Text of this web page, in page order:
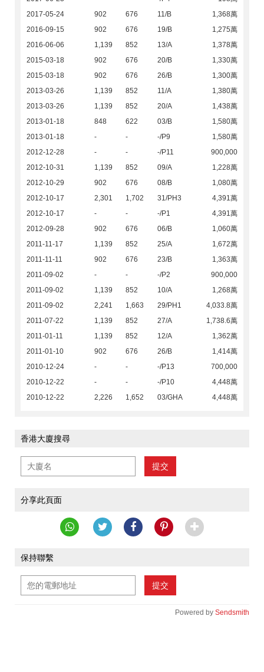
2017-05-24
902 676 11/B
1,368萬
2016-09-15
902 676 19/B
1,275萬
2016-06-06
1,139 852 13/A
1,378萬
2015-03-18
902 676 20/B
1,330萬
2015-03-18
902 676 26/B
1,300萬
2013-03-26
1,139 852 11/A
1,380萬
2013-03-26
1,139 852 20/A
1,438萬
2013-01-18
848 622 03/B
1,580萬
2013-01-18
- - -/P9
1,580萬
2012-12-28
- - -/P11
900,000
2012-10-31
1,139 852 09/A
1,228萬
2012-10-29
902 676 08/B
1,080萬
2012-10-17
2,301 1,702 31/PH3
4,391萬
2012-10-17
- - -/P1
4,391萬
2012-09-28
902 676 06/B
1,060萬
2011-11-17
1,139 852 25/A
1,672萬
2011-11-11
902 676 23/B
1,363萬
2011-09-02
- - -/P2
900,000
2011-09-02
1,139 852 10/A
1,268萬
2011-09-02
2,241 1,663 29/PH1
4,033.8萬
2011-07-22
1,139 852 27/A
1,738.6萬
2011-01-11
1,139 852 12/A
1,362萬
2011-01-10
902 676 26/B
1,414萬
2010-12-24
- - -/P13
700,000
2010-12-22
- - -/P10
4,448萬
2010-12-22
2,226 1,652 03/GHA 4,448萬
香港大廈搜尋
提交
分享此頁面
保持聯繫
提交
Powered by Sendsmith